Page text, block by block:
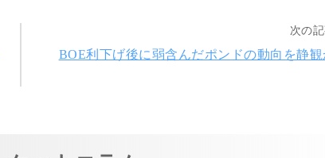
次の
BOE利下げ後に弱含んだポンドの動向を静観